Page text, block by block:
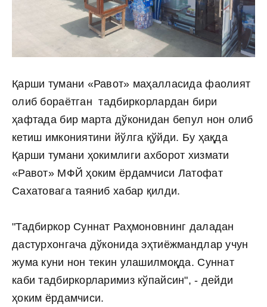
Қарши тумани «Равот» маҳалласида фаолият
олиб бораётган тадбиркорлардан бири
ҳафтада бир марта дўконидан бепул нон олиб
кетиш имкониятини йўлга қўйди. Бу ҳақда
Қарши тумани ҳокимлиги ахборот хизмати
«Равот» МФЙ ҳоким ёрдамчиси Латофат
Сахатовага таяниб хабар қилди.
"Тадбиркор Суннат Раҳмоновнинг даладан
дастурхонгача дўконида эҳтиёжмандлар учун
жума куни нон текин улашилмоқда. Суннат
каби тадбиркорларимиз кўпайсин", - дейди
ҳоким ёрдамчиси.